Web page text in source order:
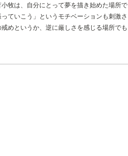
牧は、自分にとって夢を描き始めた場所で
ていこう」というモチベーションも刺激さ
めというか、逆に厳しさを感じる場所でも